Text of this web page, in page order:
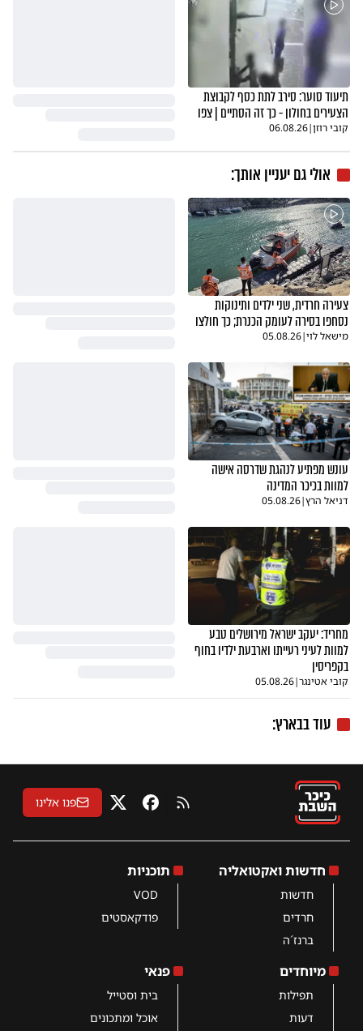
תיעוד סוער: סירב לתת כסף לקבוצת
הצעירים בחולון - כך זה הסתיים | צפו
קובי רוזן|
06.08.26
אולי גם יעניין אותך:
צעירה חרדית, שני ילדים ותינוקות
נסחפו בסירה לעומק הכנרת; כך חולצו
מישאל לוי|
05.08.26
עונש מפתיע לנהגת שדרסה אישה
למוות בכיכר המדינה
דניאל הרץ|
05.08.26
מחריד: יעקב ישראל מירושלים טבע
למוות לעיני רעייתו וארבעת ילדיו בחוף
בקפריסין
קובי אטינגר|
05.08.26
עוד בבארץ:
RSS פייסבוקX פנו אלינו
חדשות ואקטואליה
חדשות
חרדים
ברנז´ה
תוכניות
VOD
פודקאסטים
מיוחדים
תפילות
דעות
פנאי
בית וסטייל
אוכל ומתכונים